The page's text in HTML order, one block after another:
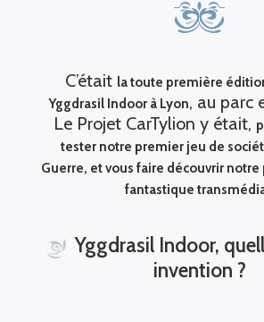
C’était la toute première
Yggdrasil Indoor à Lyon, au parc
Le Projet CarTylion y était,
tester notre premier jeu de
Guerre, et vous faire découvrir
fantastique
Yggdrasil Indoor,
invention ?